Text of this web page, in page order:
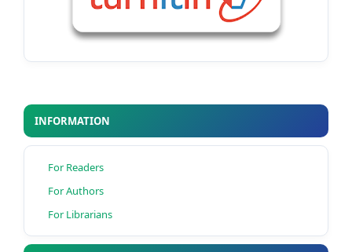
INFORMATION
For Readers
For Authors
For Librarians